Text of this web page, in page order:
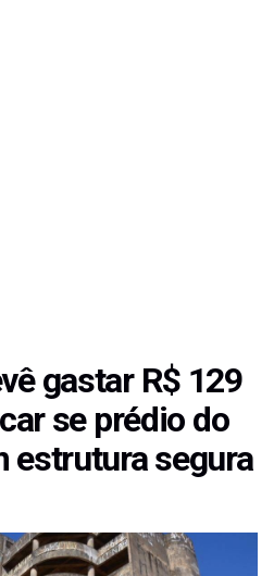
gastar R$ 129
se prédio do
estrutura segura